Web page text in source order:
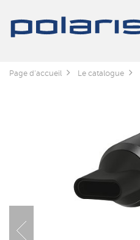
Page d'accueil Le catalogue